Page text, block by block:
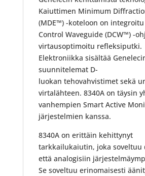
Kaiuttimen Minimum
(MDE™) -koteloon on
Control Waveguide (DCW™) -
virtausoptimoitu refleksiputki.
Elektroniikka sisältää
suunnitelemat D-
luokan tehovahvistimet sekä
virtalähteen. 8340A on täysin
vanhempien Smart Active
järjestelmien kanssa.
8340A on erittäin kehittynyt
tarkkailukaiutin, joka soveltuu
että analogisiin
Se soveltuu erinomaisesti